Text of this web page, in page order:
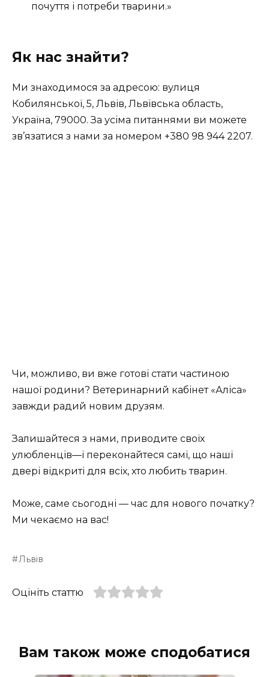
почуття і потреби тварини.»
Як нас знайти?
Ми знаходимося за адресою: вулиця
Кобилянської, 5, Львів, Львівська область,
Україна, 79000. За усіма питаннями ви можете
зв’язатися з нами за номером +380 98 944 2207.
Чи, можливо, ви вже готові стати частиною
нашої родини? Ветеринарний кабінет «Аліса»
завжди радий новим друзям.
Залишайтеся з нами, приводите своїх
улюбленців—і переконайтеся самі, що наші
двері відкриті для всіх, хто любить тварин.
Може, саме сьогодні — час для нового початку?
Ми чекаємо на вас!
Львів
Оцініть статтю
Вам також може сподобатися